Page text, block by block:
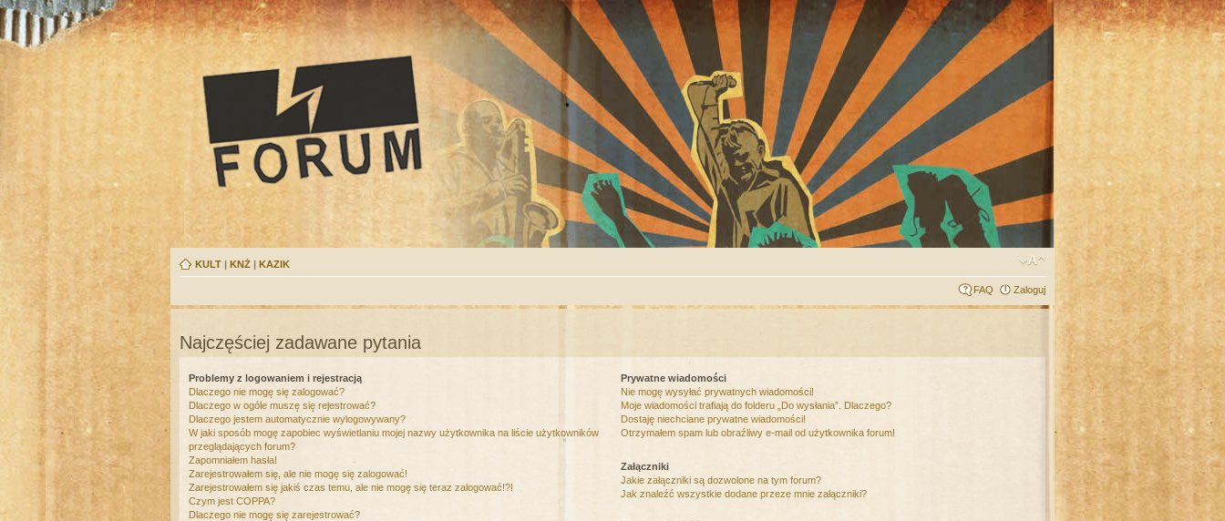
KULT | KNŻ | KAZIK
FAQ Zaloguj
Najczęściej zadawane pytania
Problemy z logowaniem i rejestracją
Dlaczego nie mogę się zalogować?
Dlaczego w ogóle muszę się rejestrować?
Dlaczego jestem automatycznie wylogowywany?
W jaki sposób mogę zapobiec wyświetlaniu mojej nazwy użytkownika na liście użytkowników
przeglądających forum?
Zapomniałem hasła!
Zarejestrowałem się, ale nie mogę się zalogować!
Zarejestrowałem się jakiś czas temu, ale nie mogę się teraz zalogować!?!
Czym jest COPPA?
Dlaczego nie mogę się zarejestrować?
Prywatne wiadomości
Nie mogę wysyłać prywatnych wiadomości!
Moje wiadomości trafiają do folderu „Do wysłania”. Dlaczego?
Dostaję niechciane prywatne wiadomości!
Otrzymałem spam lub obraźliwy e-mail od użytkownika forum!
Załączniki
Jakie załączniki są dozwolone na tym forum?
Jak znaleźć wszystkie dodane przeze mnie załączniki?